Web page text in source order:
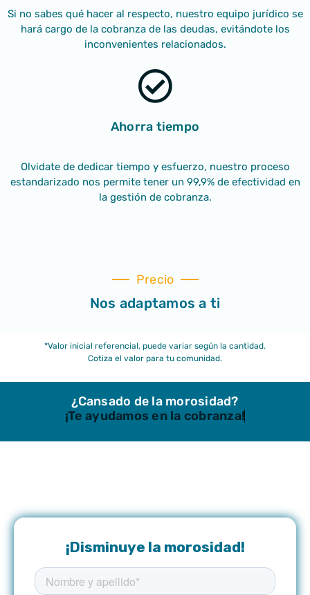
Si no sabes qué hacer al respecto, nuestro equipo jurídico se
hará cargo de la cobranza de las deudas, evitándote los
inconvenientes relacionados.
Ahorra tiempo
Olvidate de dedicar tiempo y esfuerzo, nuestro proceso
estandarizado nos permite tener un 99,9% de efectividad en
la gestión de cobranza.
Precio
Nos adaptamos a ti
*Valor inicial referencial, puede variar según la cantidad.
Cotiza el valor para tu comunidad.
¿Cansado de la morosidad?
¡Te ayudamos en la cobranza!